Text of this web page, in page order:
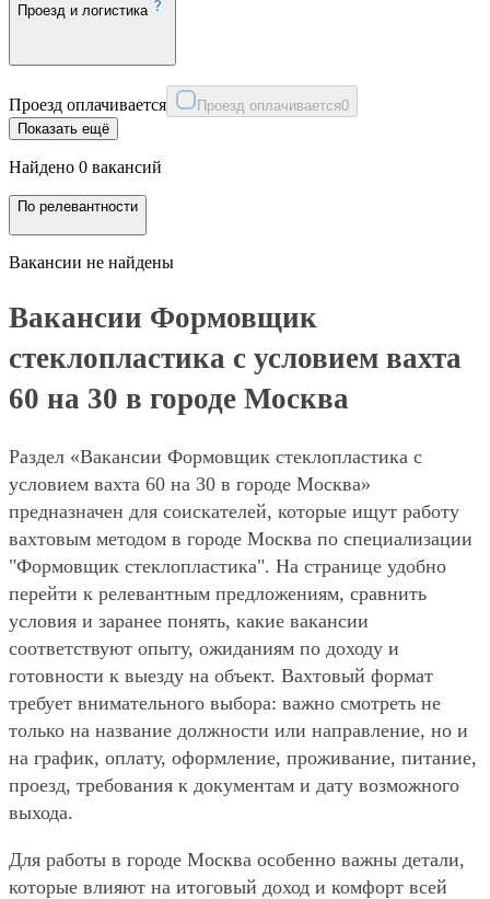
Проезд и логистика
Проезд оплачивается Проезд оплачивается0
Показать ещё
Найдено 0 вакансий
По релевантности
Вакансии не найдены
Вакансии Формовщик
стеклопластика с условием вахта
60 на 30 в городе Москва
Раздел «Вакансии Формовщик стеклопластика с
условием вахта 60 на 30 в городе Москва»
предназначен для соискателей, которые ищут работу
вахтовым методом в городе Москва по специализации
"Формовщик стеклопластика". На странице удобно
перейти к релевантным предложениям, сравнить
условия и заранее понять, какие вакансии
соответствуют опыту, ожиданиям по доходу и
готовности к выезду на объект. Вахтовый формат
требует внимательного выбора: важно смотреть не
только на название должности или направление, но и
на график, оплату, оформление, проживание, питание,
проезд, требования к документам и дату возможного
выхода.
Для работы в городе Москва особенно важны детали,
которые влияют на итоговый доход и комфорт всей